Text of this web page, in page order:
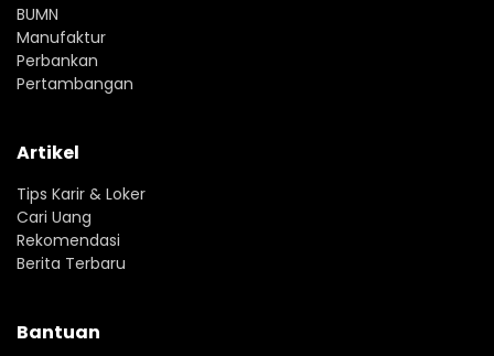
BUMN
Manufaktur
Perbankan
Pertambangan
Artikel
Tips Karir & Loker
Cari Uang
Rekomendasi
Berita Terbaru
Bantuan